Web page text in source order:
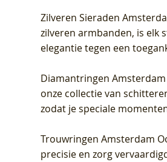
Zilveren Sieraden
zilveren armbanden, is elk
elegantie tegen een
Diamantringen
onze collectie van
zodat je speciale
Trouwringen Amsterdam
precisie en zorg